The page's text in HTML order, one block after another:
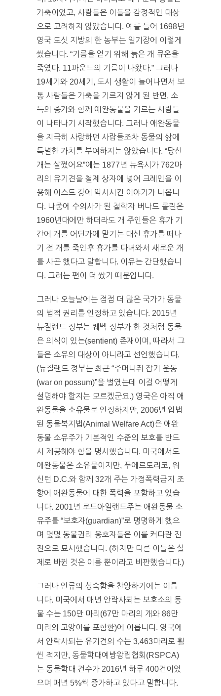
가축이었고, 사람들은 이들을 감정적인 대상
으로 고려하지 않았습니다. 예를 들어 1698년
영국 도싯 지방의 한 농부는 일기장에 이렇게
썼습니다. “기름을 얻기 위해 늙은 개 큐온을
죽였다. 11파운드의 기름이 나왔다.” 그러나
19세기와 20세기, 도시 생활이 늘어나면서 보
통 사람들은 가축을 기르지 않게 된 반면, 소
득의 증가와 함께 애완동물을 기르는 사람들
이 나타나기 시작했습니다. 그러나 애완동물
을 지극히 사랑하던 사람들조차 동물의 삶에
특별한 가치를 부여하지는 않았습니다. “당신
개는 살쪘어요”에는 1877년 뉴욕시가 762마
리의 유기견을 철제 상자에 넣어 크레인을 이
용해 이스트 강에 익사시킨 이야기가 나옵니
다. 나중에 수의사가 된 철학자 버나드 롤린은
1960년대에만 하더라도 개 주인들은 휴가 기
간에 개를 어딘가에 맡기는 대신 휴가를 떠나
기 전 개를 죽인후 휴가를 다녀와서 새로운 개
를 사곤 했다고 말합니다. 이유는 간단했습니
다. 그러는 편이 더 쌌기 때문입니다.
그러나 오늘날에는 점점 더 많은 국가가 동물
의 법적 권리를 인정하고 있습니다. 2015년
뉴질랜드 정부는 퀘벡 정부가 한 것처럼 동물
은 의식이 있는(sentient) 존재이며, 따라서 그
들은 소유의 대상이 아니라고 선언했습니다.
(뉴질랜드 정부는 최근 “주머니쥐 잡기 운동
(war on possum)”을 벌였는데 이걸 어떻게
설명해야 할지는 모르겠군요.) 영국은 아직 애
완동물을 소유물로 인정하지만, 2006년 입법
된 동물복지법(Animal Welfare Act)은 애완
동물 소유주가 기본적인 수준의 보호를 반드
시 제공해야 함을 명시했습니다. 미국에서도
애완동물은 소유물이지만, 푸에르토리코, 워
신턴 D.C.와 함께 32개 주는 가정폭력금지 조
항에 애완동물에 대한 폭력을 포함하고 있습
니다. 2001년 로드아일랜드주는 애완동물 소
유주를 “보호자(guardian)”로 명명하게 했으
며 몇몇 동물권리 옹호자들은 이를 커다란 진
전으로 묘사했습니다. (하지만 다른 이들은 실
제로 바뀐 것은 이름 뿐이라고 비판했습니다.)
그러나 인류의 성숙함을 찬양하기에는 이릅
니다. 미국에서 매년 안락사되는 보호소의 동
물 수는 150만 마리(67만 마리의 개와 86만
마리의 고양이를 포함한)에 이릅니다. 영국에
서 안락사되는 유기견의 수는 3,463마리로 훨
씬 적지만, 동물학대예방왕립협회(RSPCA)
는 동물학대 건수가 2016년 하루 400건이었
으며 매년 5%씩 증가하고 있다고 말합니다.